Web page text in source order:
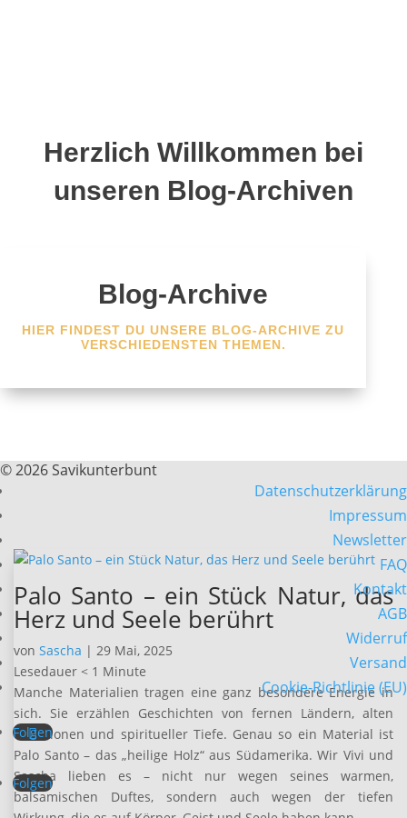
Herzlich Willkommen bei
unseren Blog-Archiven
Blog-Archive
HIER FINDEST DU UNSERE BLOG-ARCHIVE ZU
VERSCHIEDENSTEN THEMEN.
Palo Santo – ein Stück Natur, das
Herz und Seele berührt
von Sascha | 29 Mai, 2025
Lesedauer < 1 Minute
Manche Materialien tragen eine ganz besondere Energie in
sich. Sie erzählen Geschichten von fernen Ländern, alten
Traditionen und spiritueller Tiefe. Genau so ein Material ist
Palo Santo – das „heilige Holz“ aus Südamerika. Wir Vivi und
Sascha lieben es – nicht nur wegen seines warmen,
balsamischen Duftes, sondern auch wegen der tiefen
© 2026 Savikunterbunt
Datenschutzerklärung
Impressum
Newsletter
FAQ
Kontakt
AGB
Widerruf
Versand
Cookie-Richtlinie (EU)
Folgen
Folgen